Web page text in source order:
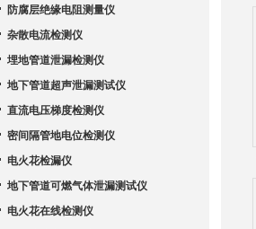
防腐层绝缘电阻测量仪
杂散电流检测仪
埋地管道泄漏检测仪
地下管道超声泄漏测试仪
直流电压梯度检测仪
密间隔管地电位检测仪
电火花检漏仪
地下管道可燃气体泄漏测试仪
电火花在线检测仪